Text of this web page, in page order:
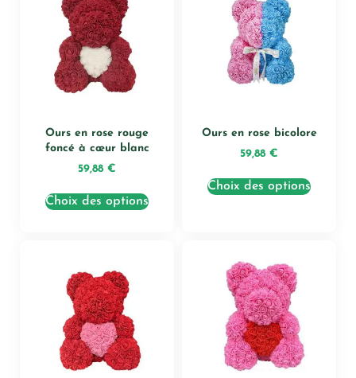
Ours en rose rouge
foncé à cœur blanc
59,88 €
Choix des options
Ours en rose bicolore
59,88 €
Choix des options